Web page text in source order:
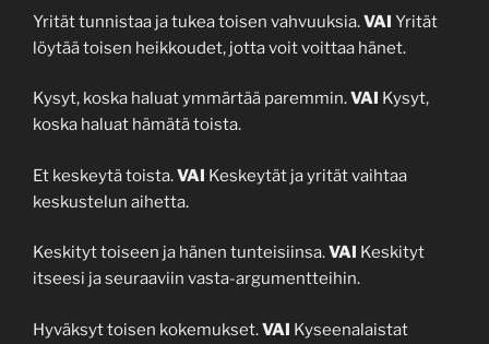
Yrität tunnistaa ja tukea toisen vahvuuksia.VAI Yrität
löytää toisen heikkoudet, jotta voit voittaa hänet.
Kysyt, koska haluat ymmärtää paremmin.VAI Kysyt,
koska haluat hämätä toista.
Et keskeytä toista.VAI Keskeytät ja yrität vaihtaa
keskustelun aihetta.
Keskityt toiseen ja hänen tunteisiinsa.VAI Keskityt
itseesi ja seuraaviin vasta-argumentteihin.
Hyväksyt toisen kokemukset.VAI Kyseenalaistat